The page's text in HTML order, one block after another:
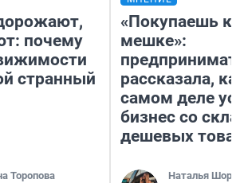
почему
странный
Торопова
«Покупаешь
мешке»:
рассказала,
самом деле
бизнес со
дешевых
Наталья